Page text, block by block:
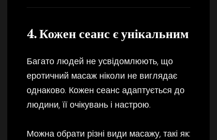
4. Кожен сеанс є унікальним
Багато людей не усвідомлюють, що
еротичний масаж ніколи не виглядає
однаково. Кожен сеанс адаптується до
людини, її очікувань і настрою.
Можна обрати різні види масажу, такі як: